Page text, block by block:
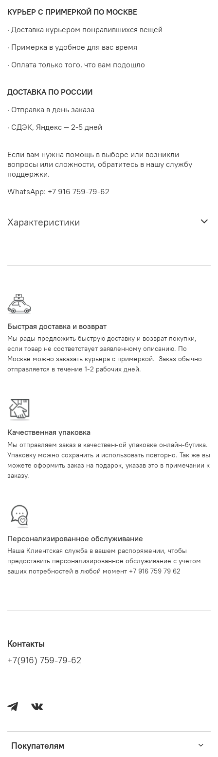
КУРЬЕР С ПРИМЕРКОЙ ПО МОСКВЕ
· Доставка курьером понравившихся вещей
· Примерка в удобное для вас время
· Оплата только того, что вам подошло
ДОСТАВКА ПО РОССИИ
· Отправка в день заказа
· СДЭК, Яндекс — 2-5 дней
Если вам нужна помощь в выборе или возникли
вопросы или сложности, обратитесь в нашу службу
поддержки.
WhatsApp: +7 916 759-79-62
Характеристики
Быстрая доставка и возврат
Мы рады предложить быструю доставку и возврат покупки,
если товар не соответствует заявленному описанию. По
Москве можно заказать курьера с примеркой. Заказ обычно
отправляется в течение 1-2 рабочих дней.
Качественная упаковка
Мы отправляем заказ в качественной упаковке онлайн-бутика.
Упаковку можно сохранить и использовать повторно. Так же вы
можете оформить заказ на подарок, указав это в примечании к
заказу.
Персонализированное обслуживание
Наша Клиентская служба в вашем распоряжении, чтобы
предоставить персонализированное обслуживание с учетом
ваших потребностей в любой момент +7 916 759 79 62
Покупателям
Контакты
+7(916) 759-79-62